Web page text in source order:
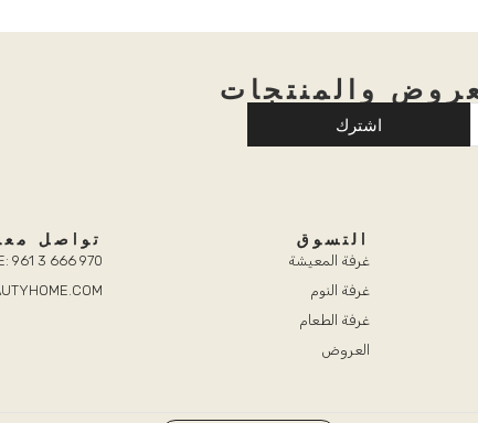
والمنتجات
اشترك
التسوق
غرفة المعيشة
غرفة النوم
غرفة الطعام
العروض
تواصل
961 3 666 970